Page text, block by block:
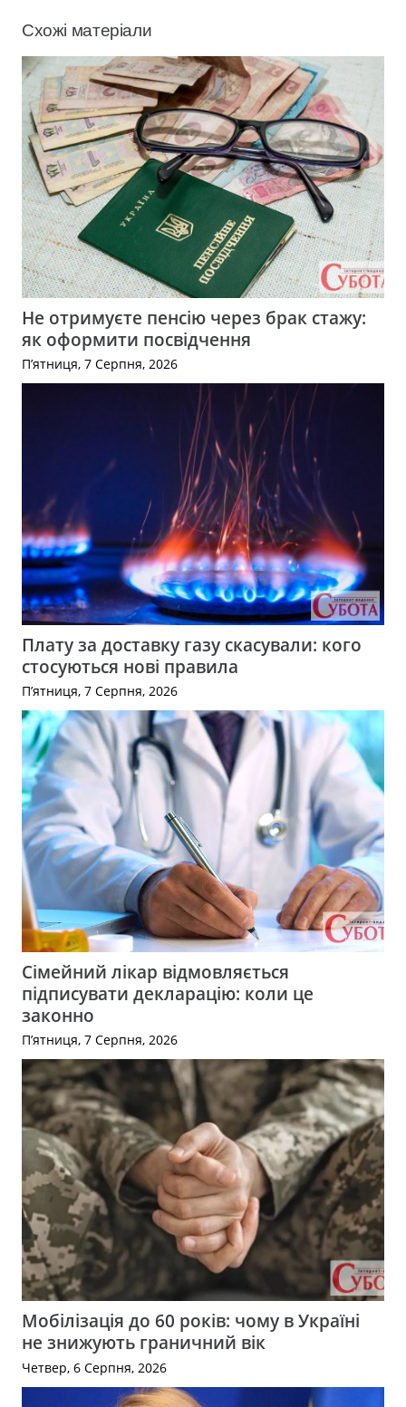
Схожі матеріали
Не отримуєте пенсію через брак стажу:
як оформити посвідчення
П’ятниця, 7 Серпня, 2026
Плату за доставку газу скасували: кого
стосуються нові правила
П’ятниця, 7 Серпня, 2026
Сімейний лікар відмовляється
підписувати декларацію: коли це
законно
П’ятниця, 7 Серпня, 2026
Мобілізація до 60 років: чому в Україні
не знижують граничний вік
Четвер, 6 Серпня, 2026